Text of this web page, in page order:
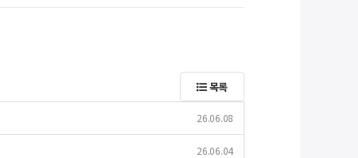
목록
26.06.08
26.06.04